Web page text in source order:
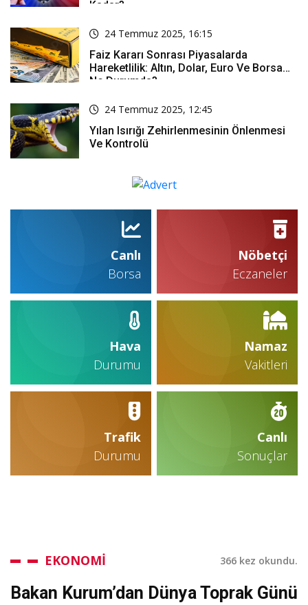
Kadar?
24 Temmuz 2025, 16:15
Faiz Kararı Sonrası Piyasalarda
Hareketlilik: Altın, Dolar, Euro Ve Borsa
Ne Durumda?
24 Temmuz 2025, 12:45
Yılan Isırığı Zehirlenmesinin Önlenmesi
Ve Kontrolü
Canlı
Borsa
Nöbetçi
Eczaneler
Hava
Durumu
Namaz
Vakitleri
Trafik
Durumu
Canlı
Sonuçlar
EKONOMİ 366 kez okundu.
Bakan Kurum’dan Dünya Toprak Günü